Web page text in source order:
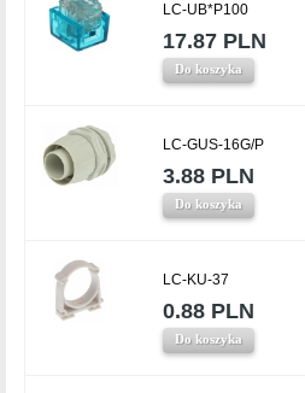
LC-UB*P100
17.87 PLN
Do koszyka
LC-GUS-16G/P
3.88 PLN
Do koszyka
LC-KU-37
0.88 PLN
Do koszyka